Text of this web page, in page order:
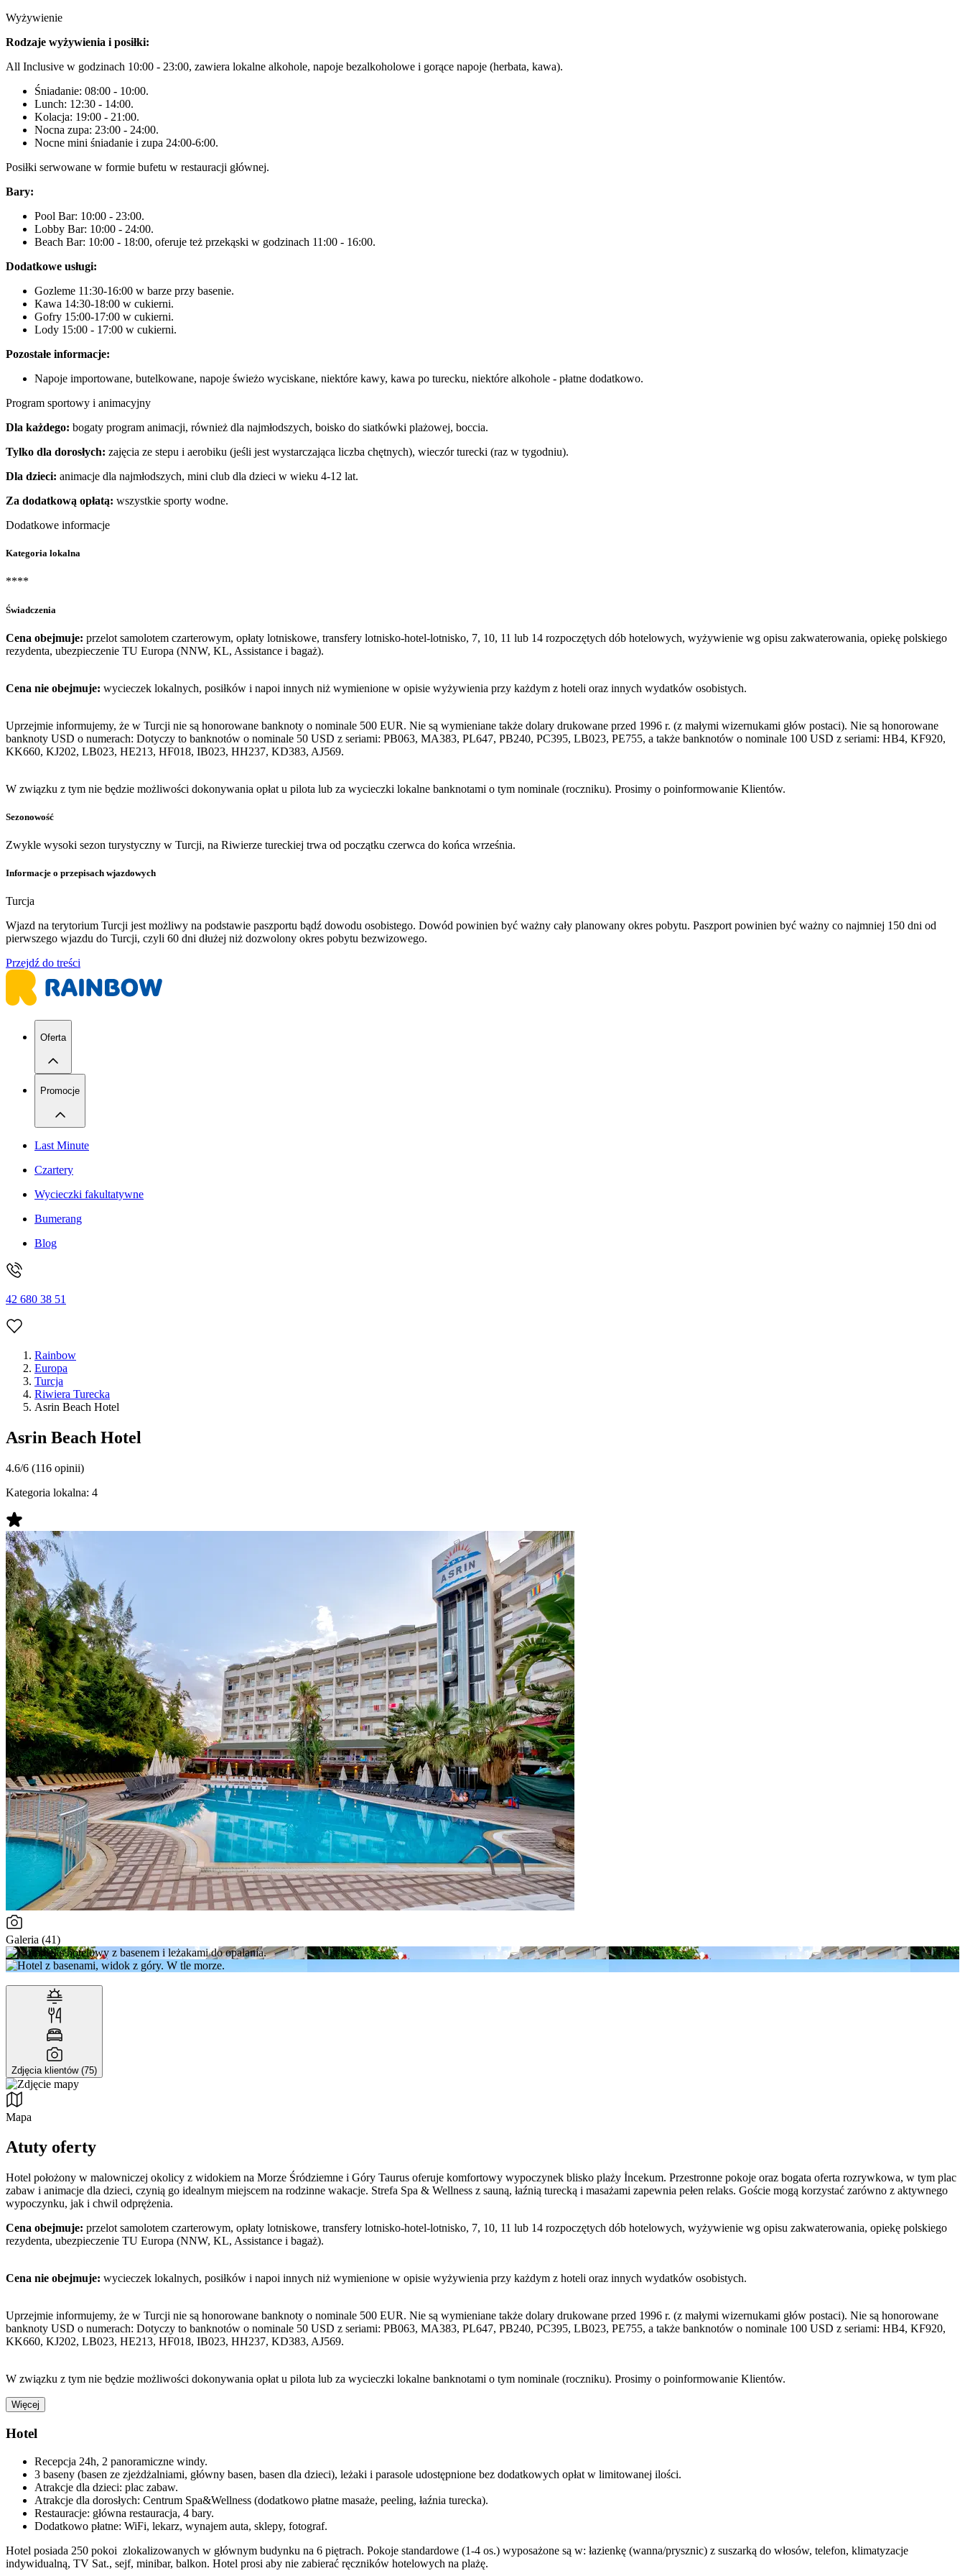
Wyżywienie
Rodzaje wyżywienia i posiłki:
All Inclusive w godzinach 10:00 - 23:00, zawiera lokalne alkohole, napoje bezalkoholowe i gorące napoje (herbata, kawa).
Śniadanie: 08:00 - 10:00.
Lunch: 12:30 - 14:00.
Kolacja: 19:00 - 21:00.
Nocna zupa: 23:00 - 24:00.
Nocne mini śniadanie i zupa 24:00-6:00.
Posiłki serwowane w formie bufetu w restauracji głównej.
Bary:
Pool Bar: 10:00 - 23:00.
Lobby Bar: 10:00 - 24:00.
Beach Bar: 10:00 - 18:00, oferuje też przekąski w godzinach 11:00 - 16:00.
Dodatkowe usługi:
Gozleme 11:30-16:00 w barze przy basenie.
Kawa 14:30-18:00 w cukierni.
Gofry 15:00-17:00 w cukierni.
Lody 15:00 - 17:00 w cukierni.
Pozostałe informacje:
Napoje importowane, butelkowane, napoje świeżo wyciskane, niektóre kawy, kawa po turecku, niektóre alkohole - płatne dodatkowo.
Program sportowy i animacyjny
Dla każdego: bogaty program animacji, również dla najmłodszych, boisko do siatkówki plażowej, boccia.
Tylko dla dorosłych: zajęcia ze stepu i aerobiku (jeśli jest wystarczająca liczba chętnych), wieczór turecki (raz w tygodniu).
Dla dzieci: animacje dla najmłodszych, mini club dla dzieci w wieku 4-12 lat.
Za dodatkową opłatą: wszystkie sporty wodne.
Dodatkowe informacje
Kategoria lokalna
****
Świadczenia
Cena obejmuje: przelot samolotem czarterowym, opłaty lotniskowe, transfery lotnisko-hotel-lotnisko, 7, 10, 11 lub 14 rozpoczętych dób hotelowych, wyżywienie wg opisu zakwaterowania, opiekę polskiego
rezydenta, ubezpieczenie TU Europa (NNW, KL, Assistance i bagaż).
Cena nie obejmuje: wycieczek lokalnych, posiłków i napoi innych niż wymienione w opisie wyżywienia przy każdym z hoteli oraz innych wydatków osobistych.
Uprzejmie informujemy, że w Turcji nie są honorowane banknoty o nominale 500 EUR. Nie są wymieniane także dolary drukowane przed 1996 r. (z małymi wizernukami głów postaci). Nie są honorowane
banknoty USD o numerach: Dotyczy to banknotów o nominale 50 USD z seriami: PB063, MA383, PL647, PB240, PC395, LB023, PE755, a także banknotów o nominale 100 USD z seriami: HB4, KF920,
KK660, KJ202, LB023, HE213, HF018, IB023, HH237, KD383, AJ569.
W związku z tym nie będzie możliwości dokonywania opłat u pilota lub za wycieczki lokalne banknotami o tym nominale (roczniku). Prosimy o poinformowanie Klientów.
Sezonowość
Zwykle wysoki sezon turystyczny w Turcji, na Riwierze tureckiej trwa od początku czerwca do końca września.
Informacje o przepisach wjazdowych
Turcja
Wjazd na terytorium Turcji jest możliwy na podstawie paszportu bądź dowodu osobistego. Dowód powinien być ważny cały planowany okres pobytu. Paszport powinien być ważny co najmniej 150 dni od
pierwszego wjazdu do Turcji, czyli 60 dni dłużej niż dozwolony okres pobytu bezwizowego.
Przejdź do treści
Oferta
Promocje
Last Minute
Czartery
Wycieczki fakultatywne
Bumerang
Blog
42 680 38 51
Rainbow
Europa
Turcja
Riwiera Turecka
Asrin Beach Hotel
Asrin Beach Hotel
4.6/6 (116 opinii)
Kategoria lokalna: 4
Galeria (41)
Zdjęcia klientów (75)
Mapa
Atuty oferty
Hotel położony w malowniczej okolicy z widokiem na Morze Śródziemne i Góry Taurus oferuje komfortowy wypoczynek blisko plaży İncekum. Przestronne pokoje oraz bogata oferta rozrywkowa, w tym plac
zabaw i animacje dla dzieci, czynią go idealnym miejscem na rodzinne wakacje. Strefa Spa & Wellness z sauną, łaźnią turecką i masażami zapewnia pełen relaks. Goście mogą korzystać zarówno z aktywnego
wypoczynku, jak i chwil odprężenia.
Cena obejmuje: przelot samolotem czarterowym, opłaty lotniskowe, transfery lotnisko-hotel-lotnisko, 7, 10, 11 lub 14 rozpoczętych dób hotelowych, wyżywienie wg opisu zakwaterowania, opiekę polskiego
rezydenta, ubezpieczenie TU Europa (NNW, KL, Assistance i bagaż).
Cena nie obejmuje: wycieczek lokalnych, posiłków i napoi innych niż wymienione w opisie wyżywienia przy każdym z hoteli oraz innych wydatków osobistych.
Uprzejmie informujemy, że w Turcji nie są honorowane banknoty o nominale 500 EUR. Nie są wymieniane także dolary drukowane przed 1996 r. (z małymi wizernukami głów postaci). Nie są honorowane
banknoty USD o numerach: Dotyczy to banknotów o nominale 50 USD z seriami: PB063, MA383, PL647, PB240, PC395, LB023, PE755, a także banknotów o nominale 100 USD z seriami: HB4, KF920,
KK660, KJ202, LB023, HE213, HF018, IB023, HH237, KD383, AJ569.
W związku z tym nie będzie możliwości dokonywania opłat u pilota lub za wycieczki lokalne banknotami o tym nominale (roczniku). Prosimy o poinformowanie Klientów.
Więcej
Hotel
Recepcja 24h, 2 panoramiczne windy.
3 baseny (basen ze zjeżdżalniami, główny basen, basen dla dzieci), leżaki i parasole udostępnione bez dodatkowych opłat w limitowanej ilości.
Atrakcje dla dzieci: plac zabaw.
Atrakcje dla dorosłych: Centrum Spa&Wellness (dodatkowo płatne masaże, peeling, łaźnia turecka).
Restauracje: główna restauracja, 4 bary.
Dodatkowo płatne: WiFi, lekarz, wynajem auta, sklepy, fotograf.
Hotel posiada 250 pokoi zlokalizowanych w głównym budynku na 6 piętrach. Pokoje standardowe (1-4 os.) wyposażone są w: łazienkę (wanna/prysznic) z suszarką do włosów, telefon, klimatyzacje
indywidualną, TV Sat., sejf, minibar, balkon. Hotel prosi aby nie zabierać ręczników hotelowych na plażę.